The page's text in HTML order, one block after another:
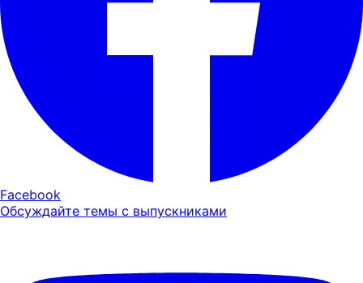
Facebook
Обсуждайте темы с выпускниками